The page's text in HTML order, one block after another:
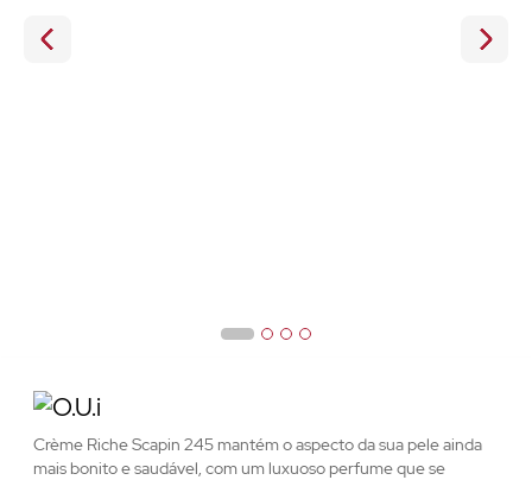
Crème Riche Scapin 245 mantém o aspecto da sua pele ainda
mais bonito e saudável, com um luxuoso perfume que se